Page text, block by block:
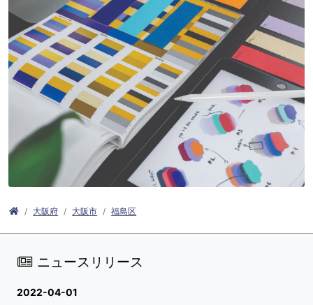
大阪府 大阪市 福島区
ニュースリリース
2022-04-01